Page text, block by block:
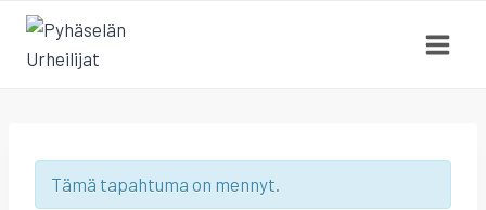
Siirry
sisältöön
Tämä tapahtuma on mennyt.